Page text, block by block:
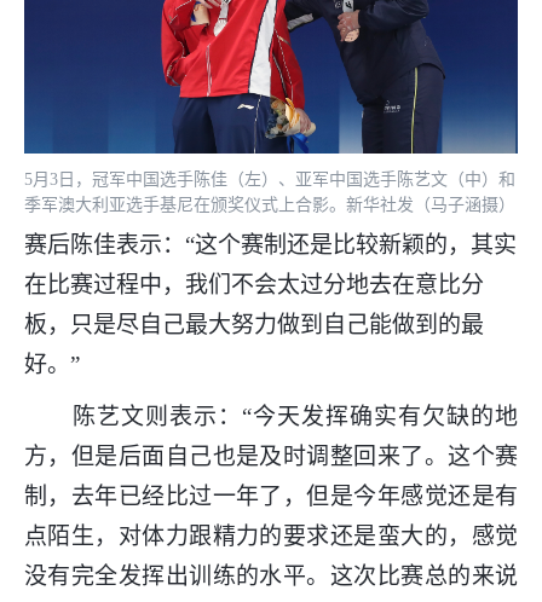
5月3日，冠军中国选手陈佳（左）、亚军中国选手陈艺文（中）和
季军澳大利亚选手基尼在颁奖仪式上合影。新华社发（马子涵摄）
赛后陈佳表示：“这个赛制还是比较新颖的，其实
在比赛过程中，我们不会太过分地去在意比分
板，只是尽自己最大努力做到自己能做到的最
好。”
陈艺文则表示：“今天发挥确实有欠缺的地
方，但是后面自己也是及时调整回来了。这个赛
制，去年已经比过一年了，但是今年感觉还是有
点陌生，对体力跟精力的要求还是蛮大的，感觉
没有完全发挥出训练的水平。这次比赛总的来说